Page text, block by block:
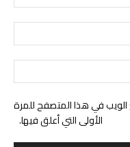
في هذا المتصفح للمرة
الأولى التي أعلق فيها.